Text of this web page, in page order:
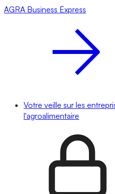
AGRA Business Express
Votre veille sur les
l'agroalimentaire